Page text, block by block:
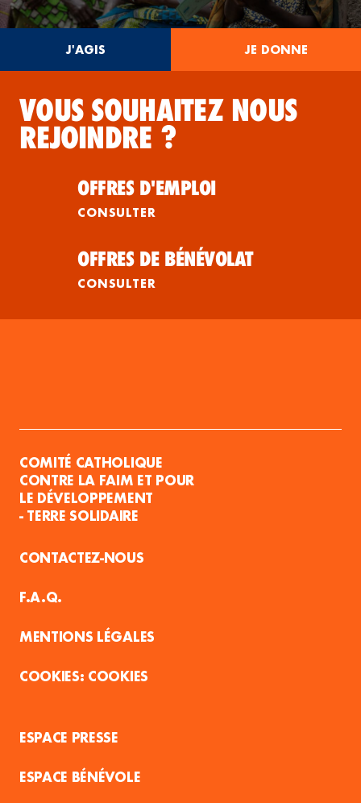
J'AGIS JE DONNE
VOUS SOUHAITEZ NOUS
REJOINDRE ?
OFFRES D'EMPLOI
CONSULTER
OFFRES DE BÉNÉVOLAT
CONSULTER
COMITÉ CATHOLIQUE
CONTRE LA FAIM ET POUR
LE DÉVELOPPEMENT
- TERRE SOLIDAIRE
CONTACTEZ-NOUS
F.A.Q.
MENTIONS LÉGALES
COOKIES
ESPACE PRESSE
ESPACE BÉNÉVOLE